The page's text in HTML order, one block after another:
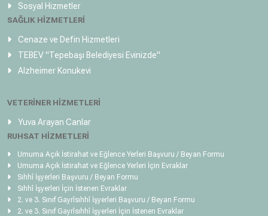
Sosyal Hizmetler
SAĞLIK HİZMETLERİ
Cenaze ve Defin Hizmetleri
TEBEV "Tepebaşı Belediyesi Evinizde"
Alzheimer Konukevi
VETERİNER HİZMETLERİ
Yuva Arayan Canlar
RUHSAT HİZMETLERİ
Umuma Açık İstirahat ve Eğlence Yerleri Başvuru / Beyan Formu
Umuma Açık İstirahat ve Eğlence Yerleri İçin Evraklar
Sıhhî İşyerleri Başvuru / Beyan Formu
Sıhhî İşyerleri İçin İstenen Evraklar
2. ve 3. Sınıf Gayrîsıhhî İşyerleri Başvuru / Beyan Formu
2. ve 3. Sınıf Gayrîsıhhî İşyerleri İçin İstenen Evraklar